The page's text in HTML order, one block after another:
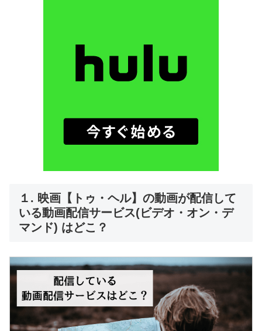
１. 映画【トゥ・ヘル】の動画が配信して
いる動画配信サービス(ビデオ・オン・デ
マンド) はどこ？